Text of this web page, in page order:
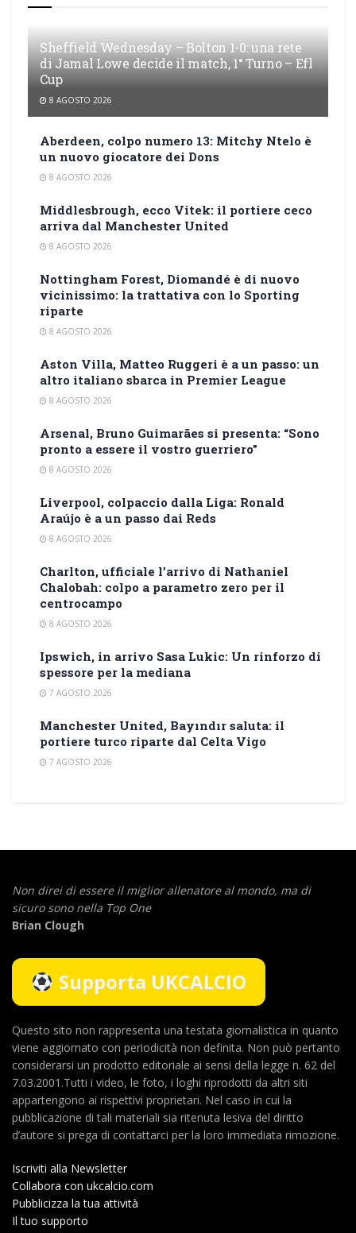
Sheffield Wednesday – Bolton 1-0: una rete
di Jamal Lowe decide il match, 1° Turno – Efl
Cup
8 AGOSTO 2026
Aberdeen, colpo numero 13: Mitchy Ntelo è
un nuovo giocatore dei Dons
8 AGOSTO 2026
Middlesbrough, ecco Vitek: il portiere ceco
arriva dal Manchester United
8 AGOSTO 2026
Nottingham Forest, Diomandé è di nuovo
vicinissimo: la trattativa con lo Sporting
riparte
8 AGOSTO 2026
Aston Villa, Matteo Ruggeri è a un passo: un
altro italiano sbarca in Premier League
8 AGOSTO 2026
Arsenal, Bruno Guimarães si presenta: “Sono
pronto a essere il vostro guerriero”
8 AGOSTO 2026
Liverpool, colpaccio dalla Liga: Ronald
Araújo è a un passo dai Reds
8 AGOSTO 2026
Charlton, ufficiale l’arrivo di Nathaniel
Chalobah: colpo a parametro zero per il
centrocampo
8 AGOSTO 2026
Ipswich, in arrivo Sasa Lukic: Un rinforzo di
spessore per la mediana
7 AGOSTO 2026
Manchester United, Bayındır saluta: il
portiere turco riparte dal Celta Vigo
7 AGOSTO 2026
Non direi di essere il miglior allenatore al mondo, ma di
sicuro sono nella Top One
Brian Clough
Supporta UKCALCIO
Questo sito non rappresenta una testata giornalistica in quanto
viene aggiornato con periodicità non definita. Non può pertanto
considerarsi un prodotto editoriale ai sensi della legge n. 62 del
7.03.2001.Tutti i video, le foto, i loghi riprodotti da altri siti
appartengono ai rispettivi proprietari. Nel caso in cui la
pubblicazione di tali materiali sia ritenuta lesiva del diritto
d’autore si prega di contattarci per la loro immediata rimozione.
Iscriviti alla Newsletter
Collabora con ukcalcio.com
Pubblicizza la tua attività
Il tuo supporto